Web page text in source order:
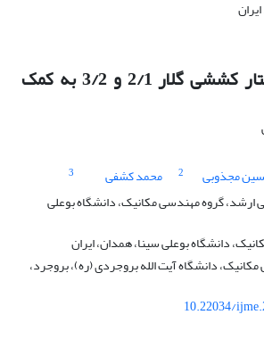
مطالعه تجربی رفتار کششی گلار 2/1 و 3/2 به کمک
مجذوبی 2 محمد کشفی
3
ارشد، گروه مهندسی مکانیک، دانشگاه بوعلی
دانشگاه بوعلی سینا، همدان، ایران
دانشگاه آیت الله بروجردی (ره)، بروجرد،
10.22034/